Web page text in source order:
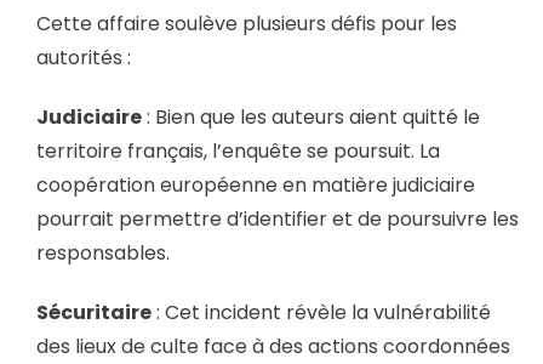
Cette affaire soulève plusieurs défis pour les
autorités :
Judiciaire: Bien que les auteurs aient quitté le
territoire français, l’enquête se poursuit. La
coopération européenne en matière judiciaire
pourrait permettre d’identifier et de poursuivre les
responsables.
Sécuritaire: Cet incident révèle la vulnérabilité
des lieux de culte face à des actions coordonnées